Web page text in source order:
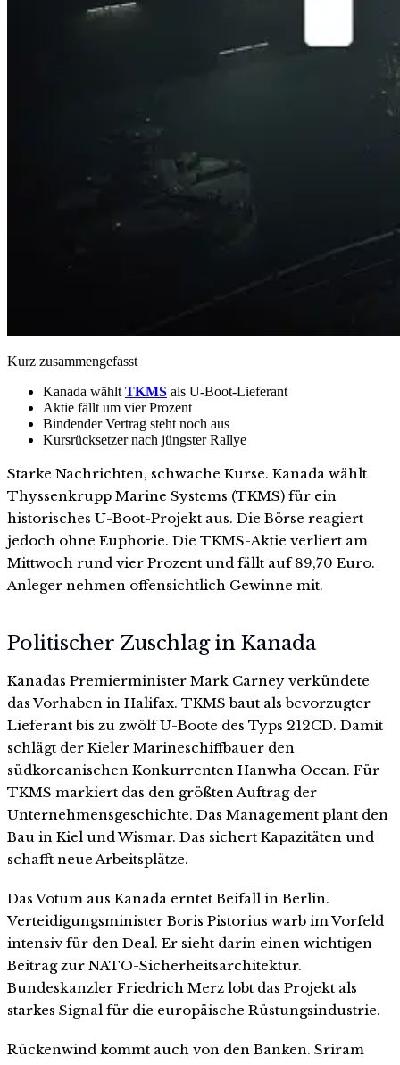
Kurz zusammengefasst
Kanada wählt TKMS als U-Boot-Lieferant
Aktie fällt um vier Prozent
Bindender Vertrag steht noch aus
Kursrücksetzer nach jüngster Rallye
Starke Nachrichten, schwache Kurse. Kanada wählt
Thyssenkrupp Marine Systems (TKMS) für ein
historisches U-Boot-Projekt aus. Die Börse reagiert
jedoch ohne Euphorie. Die TKMS-Aktie verliert am
Mittwoch rund vier Prozent und fällt auf 89,70 Euro.
Anleger nehmen offensichtlich Gewinne mit.
Politischer Zuschlag in Kanada
Kanadas Premierminister Mark Carney verkündete
das Vorhaben in Halifax. TKMS baut als bevorzugter
Lieferant bis zu zwölf U-Boote des Typs 212CD. Damit
schlägt der Kieler Marineschiffbauer den
südkoreanischen Konkurrenten Hanwha Ocean. Für
TKMS markiert das den größten Auftrag der
Unternehmensgeschichte. Das Management plant den
Bau in Kiel und Wismar. Das sichert Kapazitäten und
schafft neue Arbeitsplätze.
Das Votum aus Kanada erntet Beifall in Berlin.
Verteidigungsminister Boris Pistorius warb im Vorfeld
intensiv für den Deal. Er sieht darin einen wichtigen
Beitrag zur NATO-Sicherheitsarchitektur.
Bundeskanzler Friedrich Merz lobt das Projekt als
starkes Signal für die europäische Rüstungsindustrie.
Rückenwind kommt auch von den Banken. Sriram